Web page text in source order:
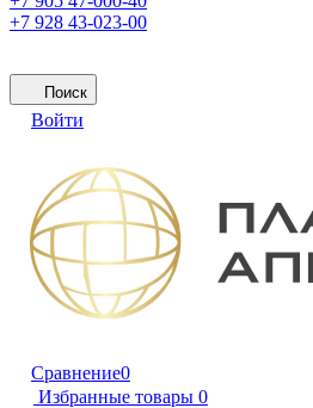
+7 928 43-023-00
Поиск
Войти
Сравнение0
Избранные товары 0